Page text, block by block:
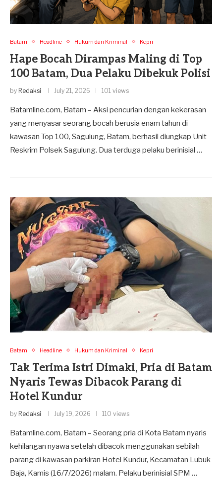
Batam Headline Hukum dan Kriminal Kepri
Hape Bocah Dirampas Maling di Top
100 Batam, Dua Pelaku Dibekuk Polisi
by Redaksi July 21, 2026 101 views
Batamline.com, Batam – Aksi pencurian dengan kekerasan
yang menyasar seorang bocah berusia enam tahun di
kawasan Top 100, Sagulung, Batam, berhasil diungkap Unit
Reskrim Polsek Sagulung. Dua terduga pelaku berinisial …
Batam Headline Hukum dan Kriminal Kepri
Tak Terima Istri Dimaki, Pria di Batam
Nyaris Tewas Dibacok Parang di
Hotel Kundur
by Redaksi July 19, 2026 110 views
Batamline.com, Batam – Seorang pria di Kota Batam nyaris
kehilangan nyawa setelah dibacok menggunakan sebilah
parang di kawasan parkiran Hotel Kundur, Kecamatan Lubuk
Baja, Kamis (16/7/2026) malam. Pelaku berinisial SPM …